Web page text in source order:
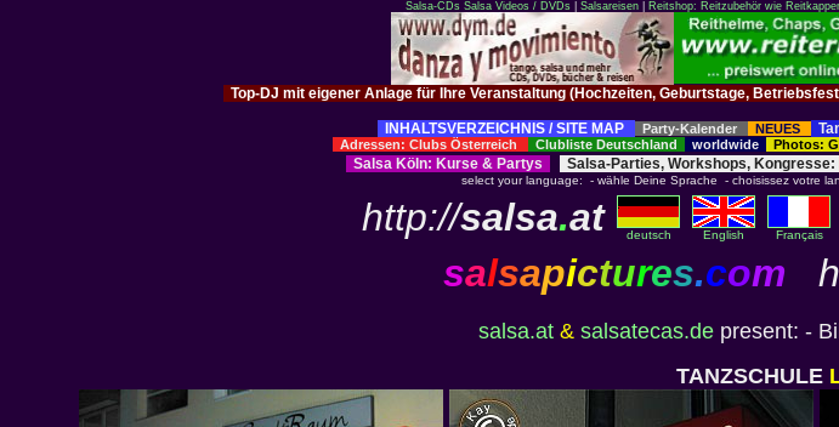
Salsa-CDs Salsa Videos / DVDs| Salsareisen| Reitshop: Reitzubehör wie
Top-DJ mit eigener Anlage für Ihre Veranstaltung (Hochzeiten, Geburtstage,
INHALTSVERZEICHNIS / SITE MAP Party-Kalender NEUES
Adressen: Clubs Österreich
Clubliste Deutschland worldwide Photos:
Salsa Köln: Kurse& Partys Salsa-Parties, Workshops, Kongresse:
select your language: - wähle Deine Sprache - choisissez votre
http://salsa.at deutsch English Français
salsapictures.com
salsa.at& salsatecas.depresent: -
TANZSCHULE